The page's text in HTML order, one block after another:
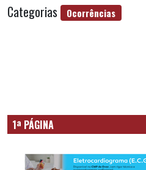
Categorias Ocorrências
1ª PÁGINA